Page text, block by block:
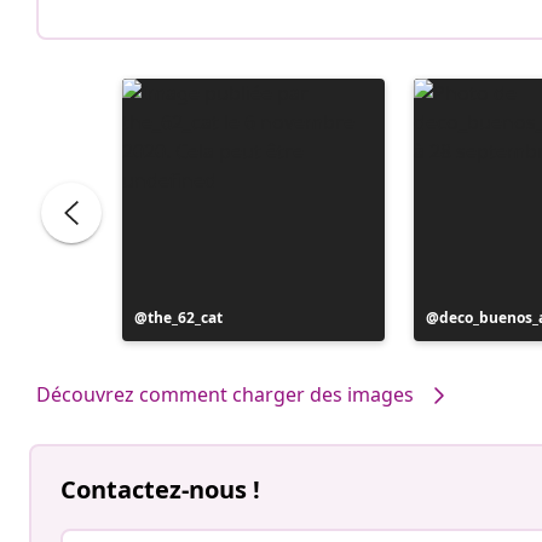
Publication
publiée
the_62_cat
Publication
publiée
Découvrez comment charger des images
Contactez-nous !